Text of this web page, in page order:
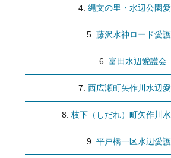
縄文の里・水辺公園
藤沢水神ロード愛
富田水辺愛護会
西広瀬町矢作川水辺
枝下（しだれ）町矢作川
平戸橋一区水辺愛